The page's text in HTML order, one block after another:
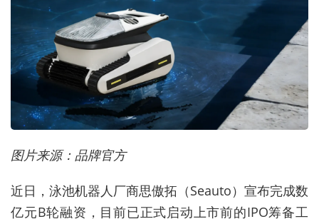
图片来源：品牌官方
近日，泳池机器人厂商思傲拓（Seauto）宣布完成数
亿元B轮融资，目前已正式启动上市前的IPO筹备工